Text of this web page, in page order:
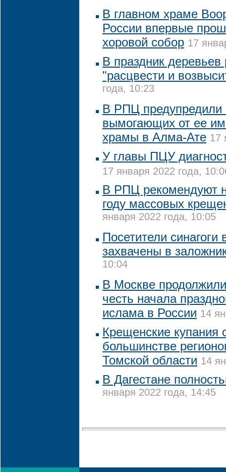
В главном храме
России впервые
хоровой собор 17
В праздник деревьев
"расцвести и
года, 10:23
В РПЦ
вымогающих от ее
храмы в Алма-Ате 17
У главы ПЦУ
17 января 2022 года,
В РПЦ рекомендуют
году массовых
января 2022 года, 10:05
Посетители
захвачены в
10:04
В Москве
честь начала
ислама в России 14
Крещенские купания
большинстве
Томской области 14
В Дагестане
января 2022 года, 14:45